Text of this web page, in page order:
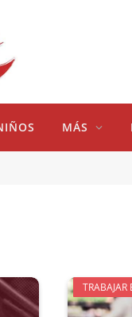
MÁS